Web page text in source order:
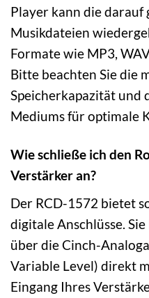
Player kann die darauf
Musikdateien
Formate wie MP3,
Bitte beachten Sie die
Speicherkapazität und
Mediums für optimale
Wie schließe ich den
Verstärker an?
Der RCD-1572 bietet
digitale Anschlüsse.
über die Cinch-
Variable Level) direkt
Eingang Ihres